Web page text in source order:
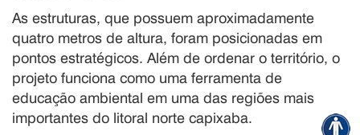
As estruturas, que possuem aproximadamente
quatro metros de altura, foram posicionadas em
pontos estratégicos. Além de ordenar o território, o
projeto funciona como uma ferramenta de
educação ambiental em uma das regiões mais
importantes do litoral norte capixaba.